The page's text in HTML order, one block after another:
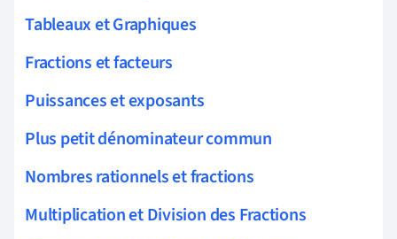
Tableaux et Graphiques
Fractions et facteurs
Puissances et exposants
Plus petit dénominateur commun
Nombres rationnels et fractions
Multiplication et Division des Fractions